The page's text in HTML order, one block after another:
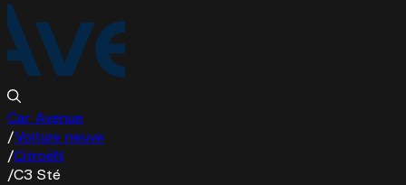
Car Avenue
/Voiture neuve
/CitroëN
/C3 Sté